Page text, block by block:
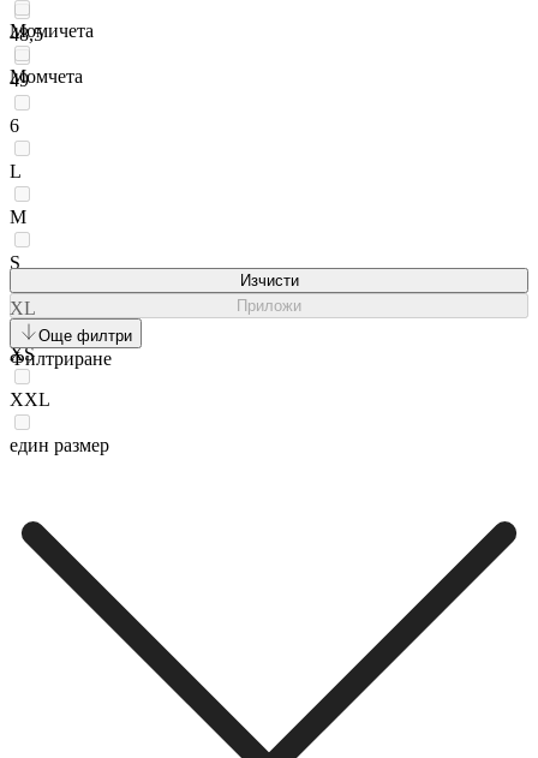
48,5
49
6
L
M
S
XL
XS
XXL
един размер
Момичета
Момчета
Изчисти
Приложи
Още филтри
Филтриране